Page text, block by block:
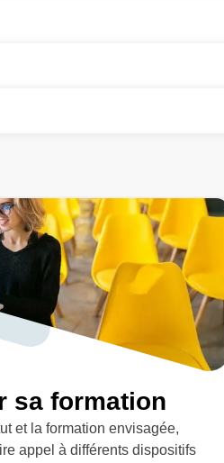
sa formation
et la formation envisagée,
appel à différents dispositifs